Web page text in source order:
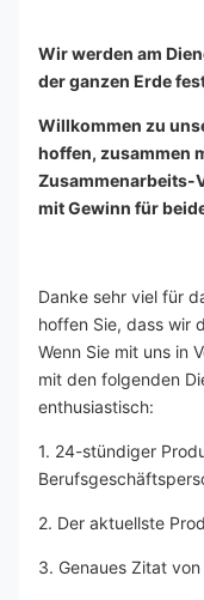
Wir werden am
der ganzen Erde
Willkommen zu
hoffen, zusammen
Zusammenarbeits-
mit Gewinn für
Danke sehr viel für
hoffen Sie, dass wir
Wenn Sie mit uns in
mit den folgenden
enthusiastisch:
1. 24-stündiger
2. Der aktuellste
3. Genaues Zitat